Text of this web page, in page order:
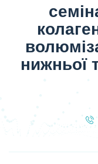
нижньої